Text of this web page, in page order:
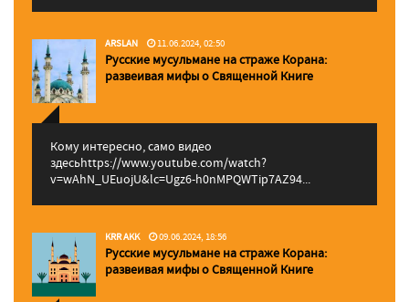
ARSLAN 11.06.2024, 02:50
Русские мусульмане на страже Корана:
pазвеивая мифы о Священной Книге
Кому интересно, само видео
здесьhttps://www.youtube.com/watch?
v=wAhN_UEuojU&lc=Ugz6-h0nMPQWTip7AZ94...
KRR AKK 09.06.2024, 18:56
Русские мусульмане на страже Корана:
pазвеивая мифы о Священной Книге